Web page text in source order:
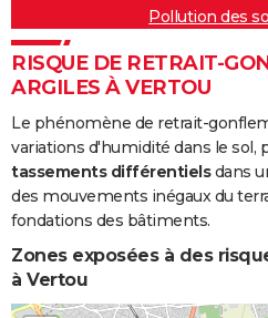
Pollution des
RISQUE DE RETRAIT-
ARGILES À VERTOU
Le phénomène de retrait-
variations d'humidité dans le sol,
tassements différentielsdans
des mouvements inégaux du
fondations des bâtiments.
Zones exposées à des
à Vertou